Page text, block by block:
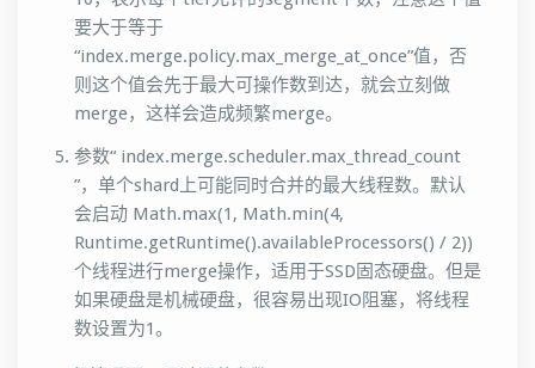
要大于等于
“index.merge.policy.max_merge_at_once”值，否
则这个值会先于最大可操作数到达，就会立刻做
merge，这样会造成频繁merge。
参数“ index.merge.scheduler.max_thread_count
”，单个shard上可能同时合并的最大线程数。默认
会启动 Math.max(1, Math.min(4,
Runtime.getRuntime().availableProcessors() / 2))
个线程进行merge操作，适用于SSD固态硬盘。但是
如果硬盘是机械硬盘，很容易出现IO阻塞，将线程
数设置为1。